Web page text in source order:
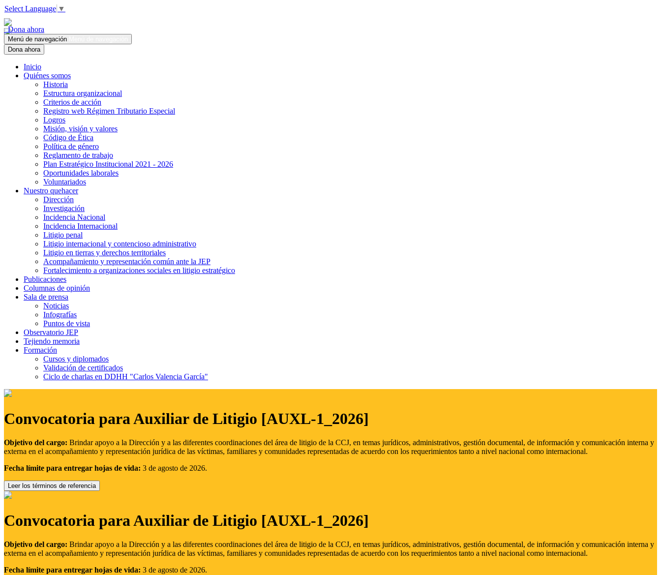
Select Language ▼
Dona ahora
Menú de navegación
Dona ahora
Inicio
Quiénes somos
Historia
Estructura organizacional
Criterios de acción
Registro web Régimen Tributario Especial
Logros
Misión, visión y valores
Código de Ética
Política de género
Reglamento de trabajo
Plan Estratégico Institucional 2021 - 2026
Oportunidades laborales
Voluntariados
Nuestro quehacer
Dirección
Investigación
Incidencia Nacional
Incidencia Internacional
Litigio penal
Litigio internacional y contencioso administrativo
Litigio en tierras y derechos territoriales
Acompañamiento y representación común ante la JEP
Fortalecimiento a organizaciones sociales en litigio estratégico
Publicaciones
Columnas de opinión
Sala de prensa
Noticias
Infografías
Puntos de vista
Observatorio JEP
Tejiendo memoria
Formación
Cursos y diplomados
Validación de certificados
Ciclo de charlas en DDHH "Carlos Valencia García"
Convocatoria para Auxiliar de Litigio [AUXL-1_2026]
Objetivo del cargo: Brindar apoyo a la Dirección y a las diferentes coordinaciones del área de litigio de la CCJ, en temas jurídicos, administrativos, gestión documental, de información y comunicación interna y
externa en el acompañamiento y representación jurídica de las víctimas, familiares y comunidades representadas de acuerdo con los requerimientos tanto a nivel nacional como internacional.
Fecha límite para entregar hojas de vida: 3 de agosto de 2026.
Leer los términos de referencia
Convocatoria para Auxiliar de Litigio [AUXL-1_2026]
Objetivo del cargo: Brindar apoyo a la Dirección y a las diferentes coordinaciones del área de litigio de la CCJ, en temas jurídicos, administrativos, gestión documental, de información y comunicación interna y
externa en el acompañamiento y representación jurídica de las víctimas, familiares y comunidades representadas de acuerdo con los requerimientos tanto a nivel nacional como internacional.
Fecha límite para entregar hojas de vida: 3 de agosto de 2026.